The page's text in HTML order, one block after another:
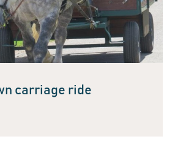
carriage ride